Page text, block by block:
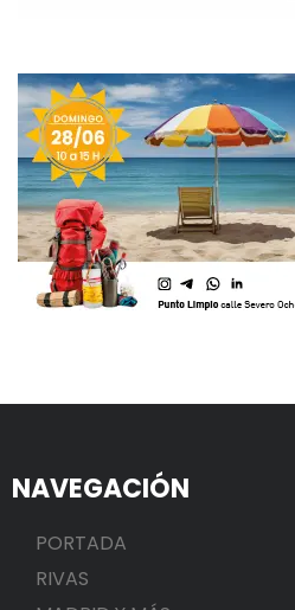
NAVEGACIÓN
PORTADA
RIVAS